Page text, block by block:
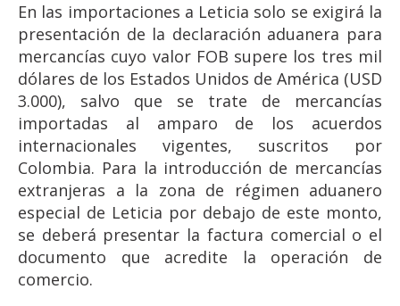
En las importaciones a Leticia solo se exigirá la
presentación de la declaración aduanera para
mercancías cuyo valor FOB supere los tres mil
dólares de los Estados Unidos de América (USD
3.000), salvo que se trate de mercancías
importadas al amparo de los acuerdos
internacionales vigentes, suscritos por
Colombia. Para la introducción de mercancías
extranjeras a la zona de régimen aduanero
especial de Leticia por debajo de este monto,
se deberá presentar la factura comercial o el
documento que acredite la operación de
comercio.